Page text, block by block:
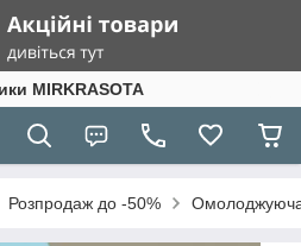
MIRKRASOTA
Розпродаж до -50% Омолоджуюча